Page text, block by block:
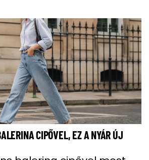
CIPŐVEL, EZ A NYÁR ÚJ